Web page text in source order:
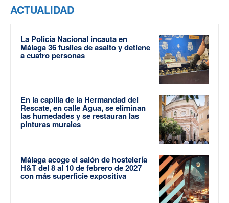
ACTUALIDAD
La Policía Nacional incauta en
Málaga 36 fusiles de asalto y detiene
a cuatro personas
En la capilla de la Hermandad del
Rescate, en calle Agua, se eliminan
las humedades y se restauran las
pinturas murales
Málaga acoge el salón de hostelería
H&T del 8 al 10 de febrero de 2027
con más superficie expositiva